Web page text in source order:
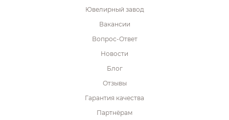
Ювелирный завод
Вакансии
Вопрос-Ответ
Новости
Блог
Отзывы
Гарантия качества
Партнёрам